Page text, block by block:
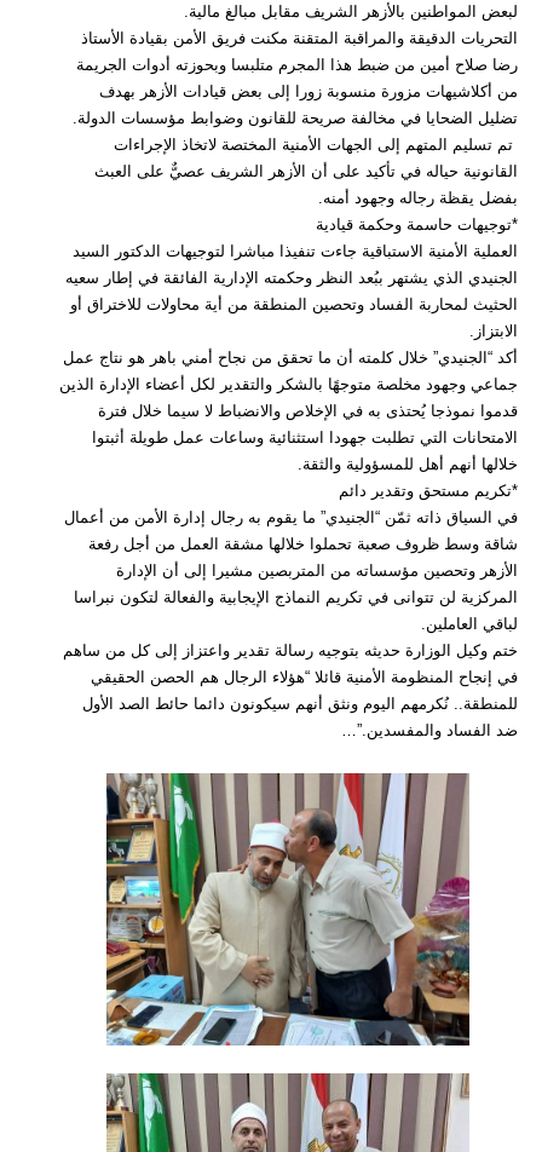
لبعض المواطنين بالأزهر الشريف مقابل مبالغ مالية.
التحريات الدقيقة والمراقبة المتقنة مكنت فريق الأمن بقيادة الأستاذ
رضا صلاح أمين من ضبط هذا المجرم متلبسا وبحوزته أدوات الجريمة
من أكلاشيهات مزورة منسوبة زورا إلى بعض قيادات الأزهر بهدف
تضليل الضحايا في مخالفة صريحة للقانون وضوابط مؤسسات الدولة.
تم تسليم المتهم إلى الجهات الأمنية المختصة لاتخاذ الإجراءات
القانونية حياله في تأكيد على أن الأزهر الشريف عصيٌّ على العبث
بفضل يقظة رجاله وجهود أمنه.
*توجيهات حاسمة وحكمة قيادية
العملية الأمنية الاستباقية جاءت تنفيذا مباشرا لتوجيهات الدكتور السيد
الجنيدي الذي يشتهر ببُعد النظر وحكمته الإدارية الفائقة في إطار سعيه
الحثيث لمحاربة الفساد وتحصين المنطقة من أية محاولات للاختراق أو
الابتزاز.
أكد “الجنيدي” خلال كلمته أن ما تحقق من نجاح أمني باهر هو نتاج عمل
جماعي وجهود مخلصة متوجهًا بالشكر والتقدير لكل أعضاء الإدارة الذين
قدموا نموذجا يُحتذى به في الإخلاص والانضباط لا سيما خلال فترة
الامتحانات التي تطلبت جهودا استثنائية وساعات عمل طويلة أثبتوا
خلالها أنهم أهل للمسؤولية والثقة.
*تكريم مستحق وتقدير دائم
في السياق ذاته ثمّن “الجنيدي” ما يقوم به رجال إدارة الأمن من أعمال
شاقة وسط ظروف صعبة تحملوا خلالها مشقة العمل من أجل رفعة
الأزهر وتحصين مؤسساته من المتربصين مشيرا إلى أن الإدارة
المركزية لن تتوانى في تكريم النماذج الإيجابية والفعالة لتكون نبراسا
لباقي العاملين.
ختم وكيل الوزارة حديثه بتوجيه رسالة تقدير واعتزاز إلى كل من ساهم
في إنجاح المنظومة الأمنية قائلا “هؤلاء الرجال هم الحصن الحقيقي
للمنطقة.. نُكرمهم اليوم ونثق أنهم سيكونون دائما حائط الصد الأول
ضد الفساد والمفسدين.”…